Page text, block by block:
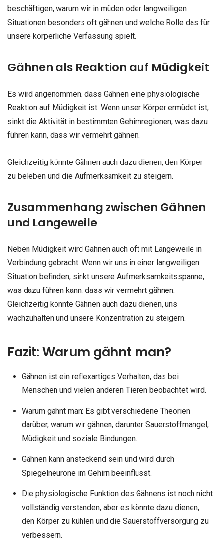
beschäftigen, warum wir in müden oder langweiligen
Situationen besonders oft gähnen und welche Rolle das für
unsere körperliche Verfassung spielt.
Gähnen als Reaktion auf Müdigkeit
Es wird angenommen, dass Gähnen eine physiologische
Reaktion auf Müdigkeit ist. Wenn unser Körper ermüdet ist,
sinkt die Aktivität in bestimmten Gehirnregionen, was dazu
führen kann, dass wir vermehrt gähnen.
Gleichzeitig könnte Gähnen auch dazu dienen, den Körper
zu beleben und die Aufmerksamkeit zu steigern.
Zusammenhang zwischen Gähnen
und Langeweile
Neben Müdigkeit wird Gähnen auch oft mit Langeweile in
Verbindung gebracht. Wenn wir uns in einer langweiligen
Situation befinden, sinkt unsere Aufmerksamkeitsspanne,
was dazu führen kann, dass wir vermehrt gähnen.
Gleichzeitig könnte Gähnen auch dazu dienen, uns
wachzuhalten und unsere Konzentration zu steigern.
Fazit: Warum gähnt man?
Gähnen ist ein reflexartiges Verhalten, das bei
Menschen und vielen anderen Tieren beobachtet wird.
Warum gähnt man: Es gibt verschiedene Theorien
darüber, warum wir gähnen, darunter Sauerstoffmangel,
Müdigkeit und soziale Bindungen.
Gähnen kann ansteckend sein und wird durch
Spiegelneurone im Gehirn beeinflusst.
Die physiologische Funktion des Gähnens ist noch nicht
vollständig verstanden, aber es könnte dazu dienen,
den Körper zu kühlen und die Sauerstoffversorgung zu
verbessern.